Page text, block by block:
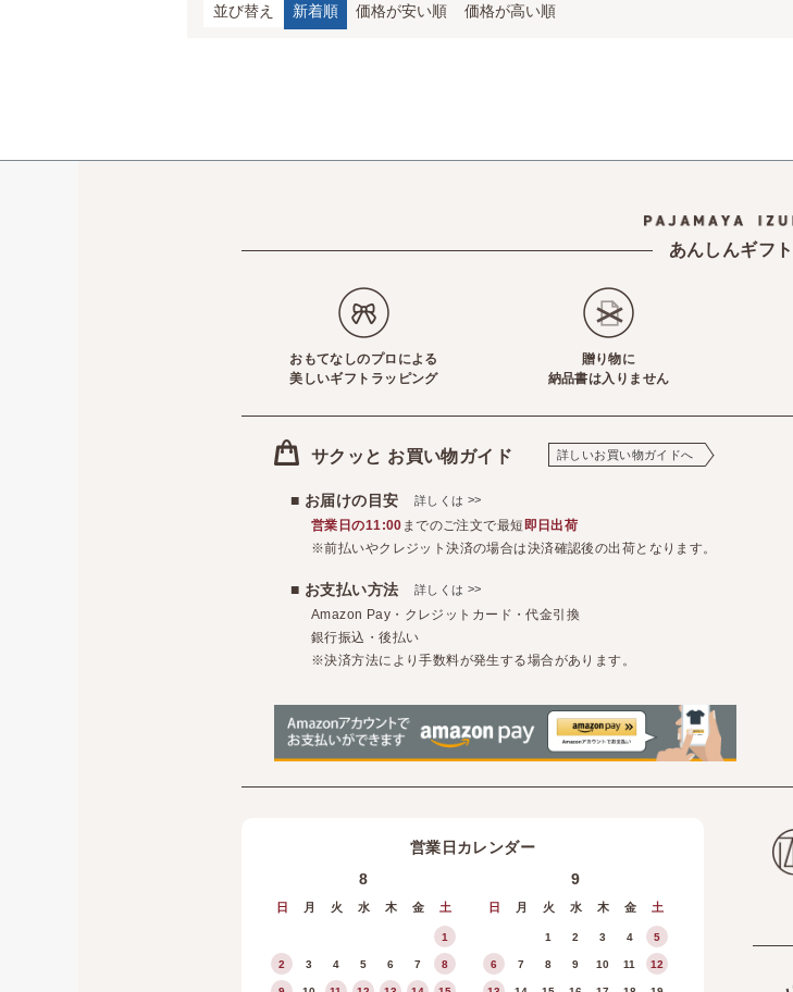
並び替え 新着順 価格が安い順 価格が高い順
あんしんギフト
おもてなしのプロによる
美しいギフトラッピング
贈り物に
納品書は入りません
サクッと お買い物ガイド 詳しいお買い物ガイドへ
■ お届けの目安 詳しくは >>
営業日の11:00 までのご注文で最短 即日出荷
※前払いやクレジット決済の場合は決済確認後の出荷となります。
■ お支払い方法 詳しくは >>
Amazon Pay・クレジットカード・代金引換
銀行振込・後払い
※決済方法により手数料が発生する場合があります。
営業日カレンダー
8
日 月 火 水 木 金 土
1
2 3 4 5 6 7 8
9
日 月 火 水 木 金 土
1 2 3 4 5
6 7 8 9 10 11 12